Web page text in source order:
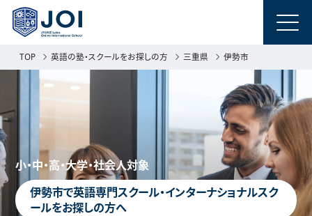
TOP 英語の塾・スクールをお探しの方 三重県 伊勢市
小・中・高・大学・社会人対象
伊勢市で英語専門スクール・インターナショナルスク
ールをお探しの方へ